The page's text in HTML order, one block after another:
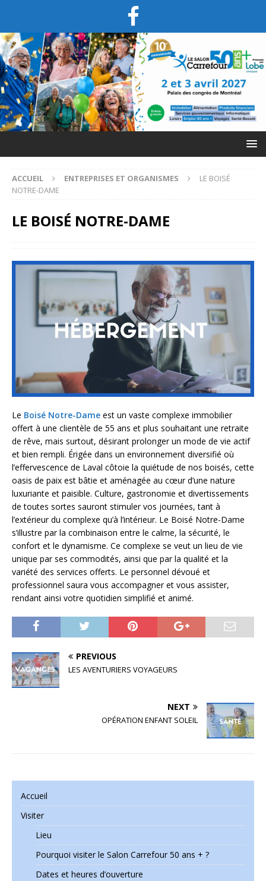
ACCUEIL ENTREPRISES ET ORGANISMES
LE BOISÉ
NOTRE-DAME
LE BOISÉ NOTRE-DAME
Le Boisé Notre-Dame est un vaste complexe immobilier
offert à une clientèle de 55 ans et plus souhaitant une retraite
de rêve, mais surtout, désirant prolonger un mode de vie actif
et bien rempli. Érigée dans un environnement diversifié où
l’effervescence de Laval côtoie la quiétude de nos boisés, cette
oasis de paix est bâtie et aménagée au cœur d’une nature
luxuriante et paisible. Culture, gastronomie et divertissements
de toutes sortes sauront stimuler vos journées, tant à
l’extérieur du complexe qu’à l’intérieur. Le Boisé Notre-Dame
s’illustre par la combinaison entre le calme, la sécurité, le
confort et le dynamisme. Ce complexe se veut un lieu de vie
unique par ses commodités, ainsi que par la qualité et la
variété des services offerts. Le personnel dévoué et
professionnel saura vous accompagner et vous assister,
rendant ainsi votre quotidien simplifié et animé.
PREVIOUS
LES AVENTURIERS VOYAGEURS
NEXT
OPÉRATION ENFANT SOLEIL
Accueil
Visiter
Lieu
Pourquoi visiter le Salon Carrefour 50 ans + ?
Dates et heures d’ouverture